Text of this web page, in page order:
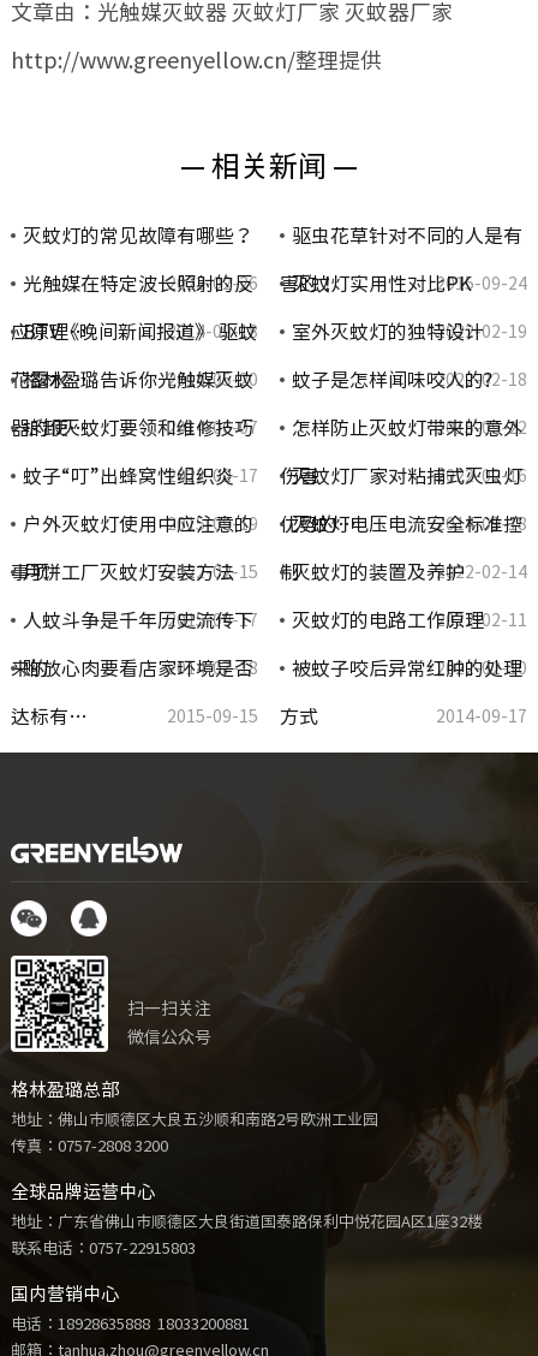
文章由：光触媒灭蚊器 灭蚊灯厂家 灭蚊器厂家
http://www.greenyellow.cn/整理提供
— 相关新闻 —
灭蚊灯的常见故障有哪些？
2022-02-26
驱虫花草针对不同的人是有
害的！ 2015-09-24
光触媒在特定波长照射的反
应原理… 2014-09-18
灭蚊灯实用性对比PK
2022-02-19
BTV《晚间新闻报道》 驱蚊
花露水… 2014-05-20
室外灭蚊灯的独特设计
2022-02-18
格林盈璐告诉你光触媒灭蚊
器的使… 2014-06-07
蚊子是怎样闻味咬人的?
2015-09-22
拆卸灭蚊灯要领和维修技巧
2022-02-17
怎样防止灭蚊灯带来的意外
伤害 2022-02-16
蚊子“叮”出蜂窝性组织炎
2015-09-19
灭蚊灯厂家对粘捕式灭虫灯
优势的… 2014-09-18
户外灭蚊灯使用中应注意的
事项 2022-02-15
灭蚊灯电压电流安全标准控
制 2022-02-14
月饼工厂灭蚊灯安装方法
2015-09-17
灭蚊灯的装置及养护
2022-02-11
人蚊斗争是千年历史流传下
来的 2014-07-18
灭蚊灯的电路工作原理
2022-02-10
购放心肉要看店家环境是否
达标有… 2015-09-15
被蚊子咬后异常红肿的处理
方式 2014-09-17
扫一扫关注
微信公众号
格林盈璐总部
地址：佛山市顺德区大良五沙顺和南路2号欧洲工业园
传真：0757-2808 3200
全球品牌运营中心
地址：广东省佛山市顺德区大良街道国泰路保利中悦花园A区1座32楼
联系电话： 0757-22915803
国内营销中心
电话： 18928635888 18033200881
邮箱：tanhua.zhou@greenyellow.cn